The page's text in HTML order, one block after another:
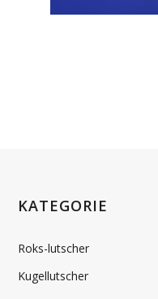
KATEGORIE
Roks-lutscher
Kugellutscher